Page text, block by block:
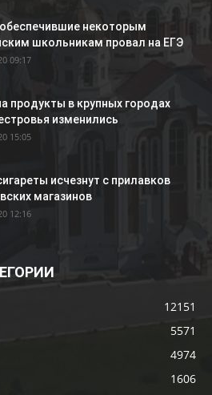
обеспечившие некоторым
школьникам провал на ЕГЭ
09:17
продукты в крупных городах
изменились
15:05
исчезнут с прилавков
магазинов
12:16
12151
5571
4974
1606